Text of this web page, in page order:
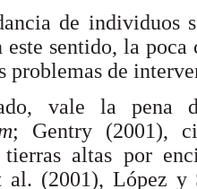
de individuos
este sentido, la
problemas de
vale la pena
; Gentry (2001),
tierras altas por
al. (2001), López y